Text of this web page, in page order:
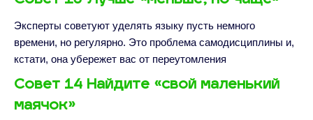
Эксперты советуют уделять языку пусть немного
времени, но регулярно. Это проблема самодисциплины и,
кстати, она убережет вас от переутомления
Совет 14 Найдите «свой маленький
маячок»